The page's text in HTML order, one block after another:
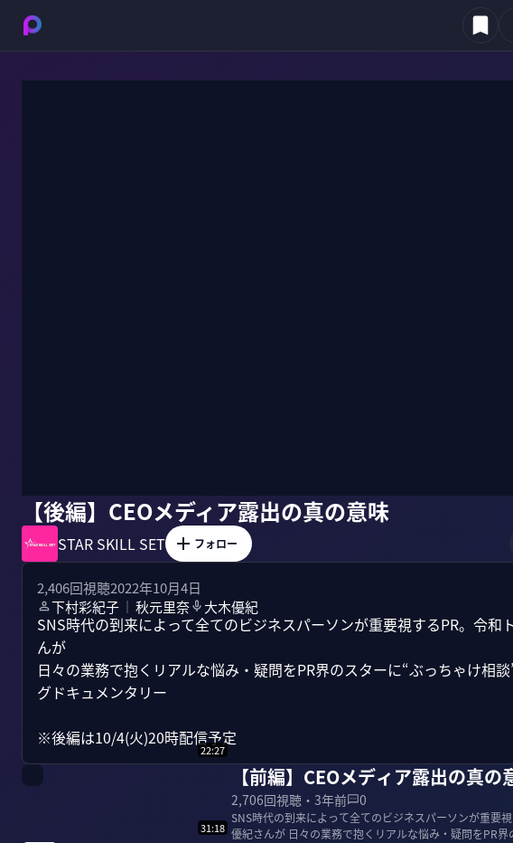
【後編】CEOメディア露出の真の意味
STAR SKILL SET フォロー
2,406回視聴2022年10月4日
下村彩紀子 ｜ 秋元里奈 大木優紀
SNS時代の到来によって全てのビジネスパーソンが重要視するPR。令和
んが
日々の業務で抱くリアルな悩み・疑問をPR界のスターに“ぶっちゃけ相
グドキュメンタリー
※後編は10/4(火)20時配信予定
22:27
【前編】CEOメディア露出の真の
2,706回視聴・ 3年前 0
SNS時代の到来によって全てのビジネスパーソンが重要
優紀さんが 日々の業務で抱くリアルな悩み・疑問をPR
31:18